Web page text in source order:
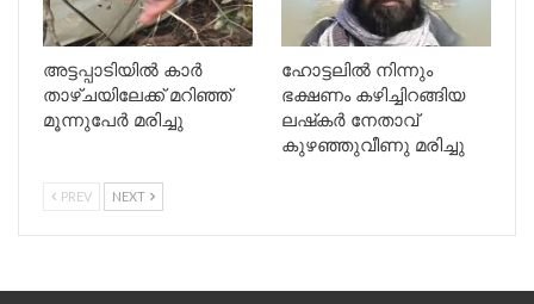
അട്ടപ്പാടിയിൽ കാര്‍
താഴ്ചയിലേക്ക് മറിഞ്ഞ്
മൂന്നുപേര്‍ മരിച്ചു
ഹോട്ടലിൽ നിന്നും
ഭക്ഷണം കഴിച്ചിറങ്ങിയ
ലഷ്‌കർ നേതാവ്
കുഴഞ്ഞുവീണു മരിച്ചു
PREV NEXT